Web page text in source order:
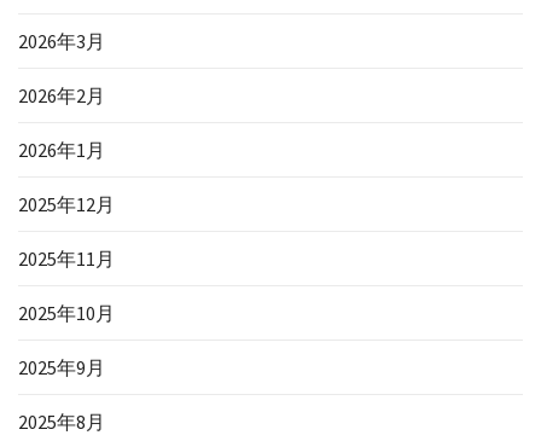
2026年3月
2026年2月
2026年1月
2025年12月
2025年11月
2025年10月
2025年9月
2025年8月